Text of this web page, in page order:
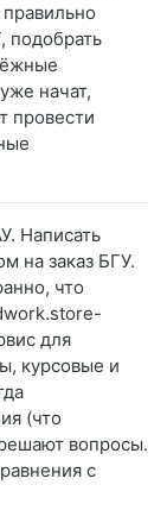
подобрать
начат,
провести
Написать
на заказ БГУ.
что
для
курсовые и
(что
вопросы.
с